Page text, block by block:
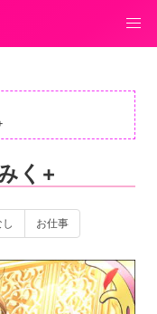
く+
お仕事